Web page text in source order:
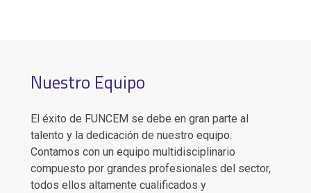
Nuestro Equipo
El éxito de FUNCEM se debe en gran parte al
talento y la dedicación de nuestro equipo.
Contamos con un equipo multidisciplinario
compuesto por grandes profesionales del sector,
todos ellos altamente cualificados y